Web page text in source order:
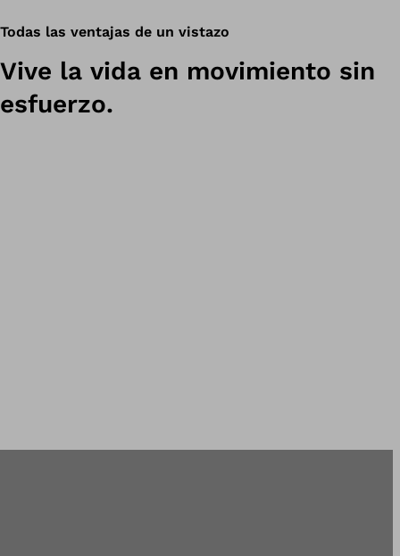
Todas las ventajas de un vistazo
Vive la vida en movimiento sin
esfuerzo.